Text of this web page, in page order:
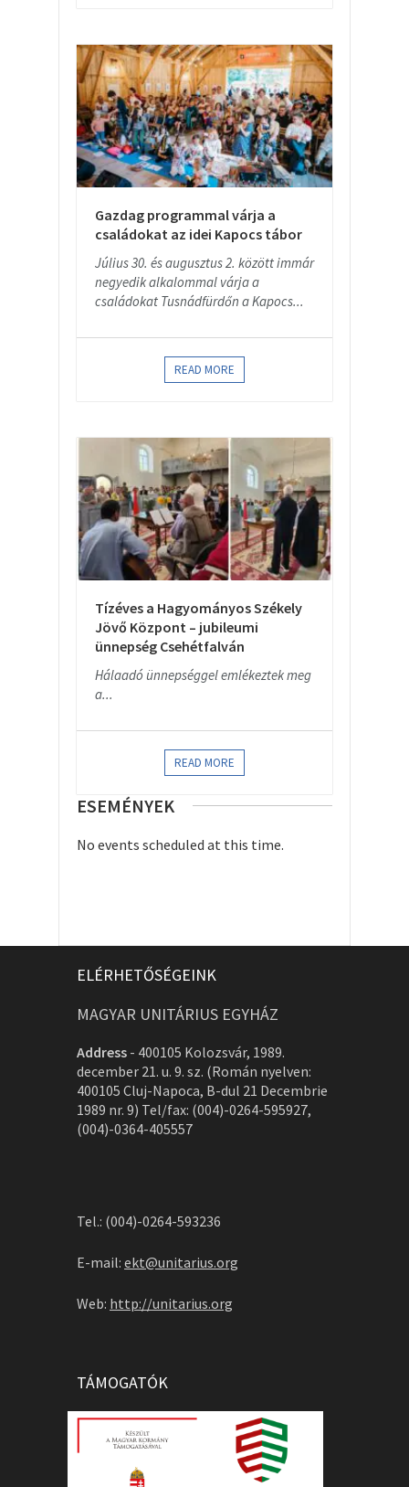
Gazdag programmal várja a
családokat az idei Kapocs tábor
Július 30. és augusztus 2. között immár
negyedik alkalommal várja a
családokat Tusnádfürdőn a Kapocs...
READ MORE
Tízéves a Hagyományos Székely
Jövő Központ – jubileumi
ünnepség Csehétfalván
Hálaadó ünnepséggel emlékeztek meg
a...
READ MORE
ESEMÉNYEK
No events scheduled at this time.
ELÉRHETŐSÉGEINK
MAGYAR UNITÁRIUS EGYHÁZ
Address - 400105 Kolozsvár, 1989.
december 21. u. 9. sz. (Román nyelven:
400105 Cluj-Napoca, B-dul 21 Decembrie
1989 nr. 9) Tel/fax: (004)-0264-595927,
(004)-0364-405557
Tel.: (004)-0264-593236
E-mail: ekt@unitarius.org
Web: http://unitarius.org
TÁMOGATÓK